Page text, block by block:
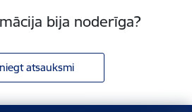
bija noderīga?
atsauksmi